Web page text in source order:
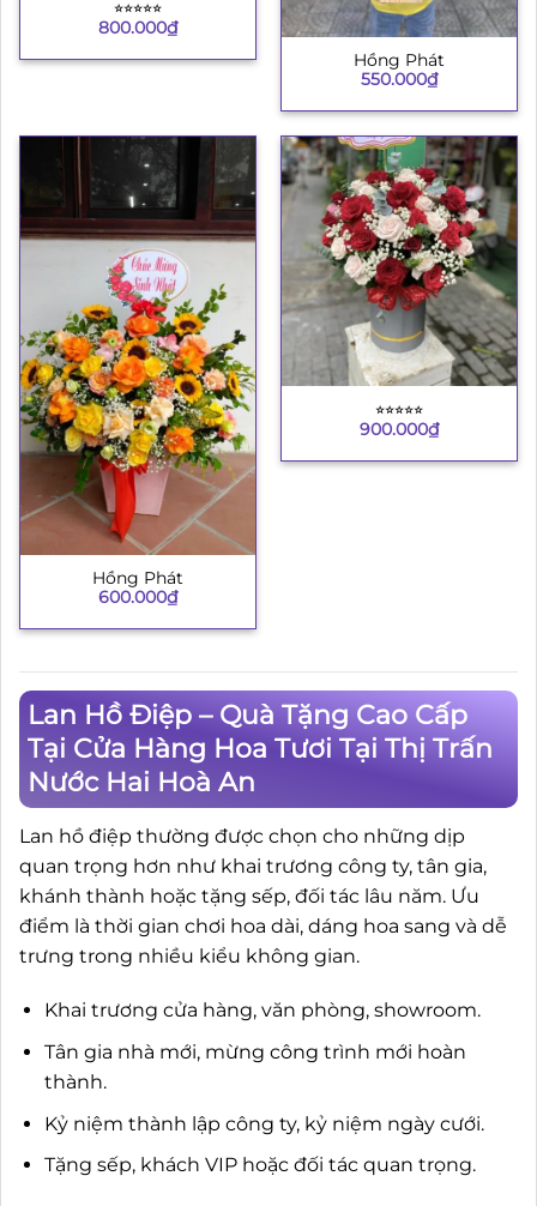
⭐︎⭐︎⭐︎⭐︎⭐︎
800.000₫
Hồng Phát
550.000₫
Hồng Phát
600.000₫
⭐︎⭐︎⭐︎⭐︎⭐︎
900.000₫
Lan Hồ Điệp – Quà Tặng Cao Cấp
Tại Cửa Hàng Hoa Tươi Tại Thị Trấn
Nước Hai Hoà An
Lan hồ điệp thường được chọn cho những dịp
quan trọng hơn như khai trương công ty, tân gia,
khánh thành hoặc tặng sếp, đối tác lâu năm. Ưu
điểm là thời gian chơi hoa dài, dáng hoa sang và dễ
trưng trong nhiều kiểu không gian.
Khai trương cửa hàng, văn phòng, showroom.
Tân gia nhà mới, mừng công trình mới hoàn
thành.
Kỷ niệm thành lập công ty, kỷ niệm ngày cưới.
Tặng sếp, khách VIP hoặc đối tác quan trọng.